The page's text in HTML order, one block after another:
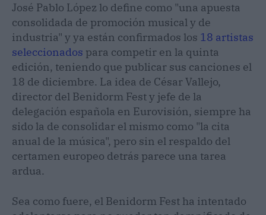
José Pablo López lo define como "una apuesta
consolidada de promoción musical y de
industria" y ya están confirmados los 18 artistas
seleccionados para competir en la quinta
edición, teniendo que publicar sus canciones el
18 de diciembre. La idea de César Vallejo,
director del Benidorm Fest y jefe de la
delegación española en Eurovisión, siempre ha
sido la de consolidar el mismo como "la cita
anual de la música", pero sin el respaldo del
certamen europeo detrás parece una tarea
ardua.
Sea como fuere, el Benidorm Fest ha intentado